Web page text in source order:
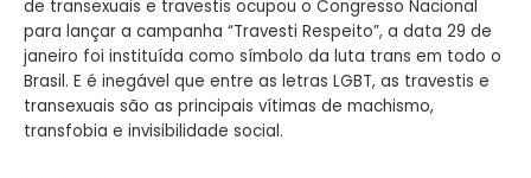
de transexuais e travestis ocupou o Congresso Nacional
para lançar a campanha “Travesti Respeito”, a data 29 de
janeiro foi instituída como símbolo da luta trans em todo o
Brasil. E é inegável que entre as letras LGBT, as travestis e
transexuais são as principais vítimas de machismo,
transfobia e invisibilidade social.